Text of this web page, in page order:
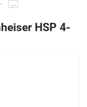
.....
HSP 4-